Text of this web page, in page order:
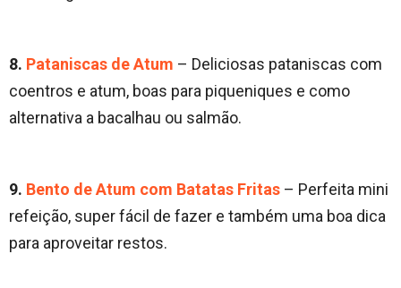
8. Pataniscas de Atum – Deliciosas pataniscas com
coentros e atum, boas para piqueniques e como
alternativa a bacalhau ou salmão.
9. Bento de Atum com Batatas Fritas – Perfeita mini
refeição, super fácil de fazer e também uma boa dica
para aproveitar restos.